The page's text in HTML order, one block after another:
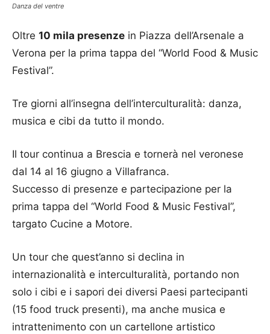
Danza del ventre
Oltre 10 mila presenze in Piazza dell’Arsenale a
Verona per la prima tappa del “World Food & Music
Festival”.
Tre giorni all’insegna dell’interculturalità: danza,
musica e cibi da tutto il mondo.
Il tour continua a Brescia e tornerà nel veronese
dal 14 al 16 giugno a Villafranca.
Successo di presenze e partecipazione per la
prima tappa del “World Food & Music Festival”,
targato Cucine a Motore.
Un tour che quest’anno si declina in
internazionalità e interculturalità, portando non
solo i cibi e i sapori dei diversi Paesi partecipanti
(15 food truck presenti), ma anche musica e
intrattenimento con un cartellone artistico